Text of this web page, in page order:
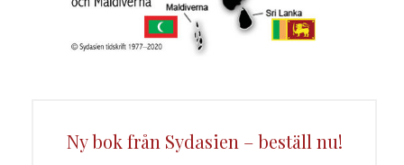
Ny bok från Sydasien – beställ nu!